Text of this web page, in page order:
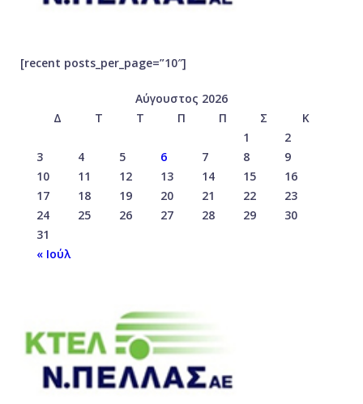
[recent posts_per_page=”10″]
Αύγουστος 2026
Δ
Τ Τ Π Π Σ
Κ
1
2
3
4 5 6 7 8
9
10
11 12 13 14 15
16
17
18 19 20 21 22
23
24
25 26 27 28 29
30
31
« Ιούλ